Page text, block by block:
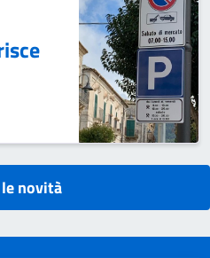
“STRISCE BLU”}
novità